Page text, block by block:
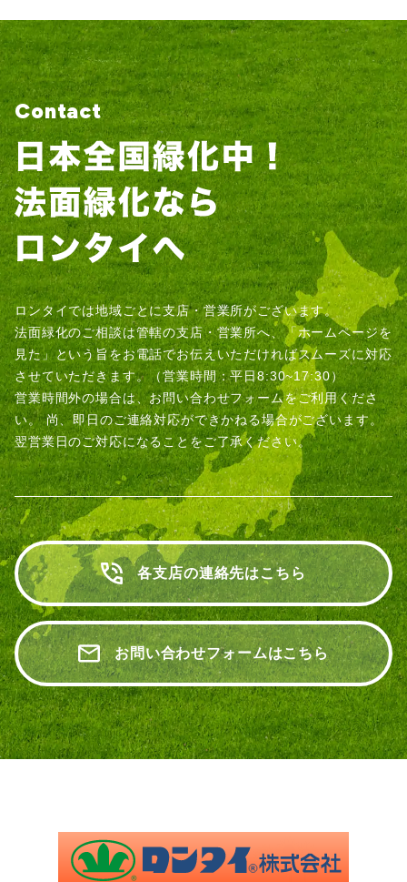
Contact
ロンタイでは地域ごとに支店・営業所がございます。
法面緑化のご相談は管轄の支店・営業所へ、「ホームページを
見た」という旨をお電話でお伝えいただければスムーズに対応
させていただきます。（営業時間：平日8:30~17:30）
営業時間外の場合は、お問い合わせフォームをご利用くださ
い。尚、即日のご連絡対応ができかねる場合がございます。
翌営業日のご対応になることをご了承ください。
各支店の連絡先はこちら
お問い合わせフォームはこちら